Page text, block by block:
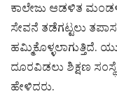
ಕಾಲೇಜು ಆಡಳಿತ
ಸೇವನೆ ತಡೆಗಟ್ಟಲು
ಹಮ್ಮಿಕೊಳ್ಳಲಾಗುತ್ತಿದೆ.
ದೂರವಿಡಲು ಶಿಕ್ಷಣ
ಹೇಳಿದರು.